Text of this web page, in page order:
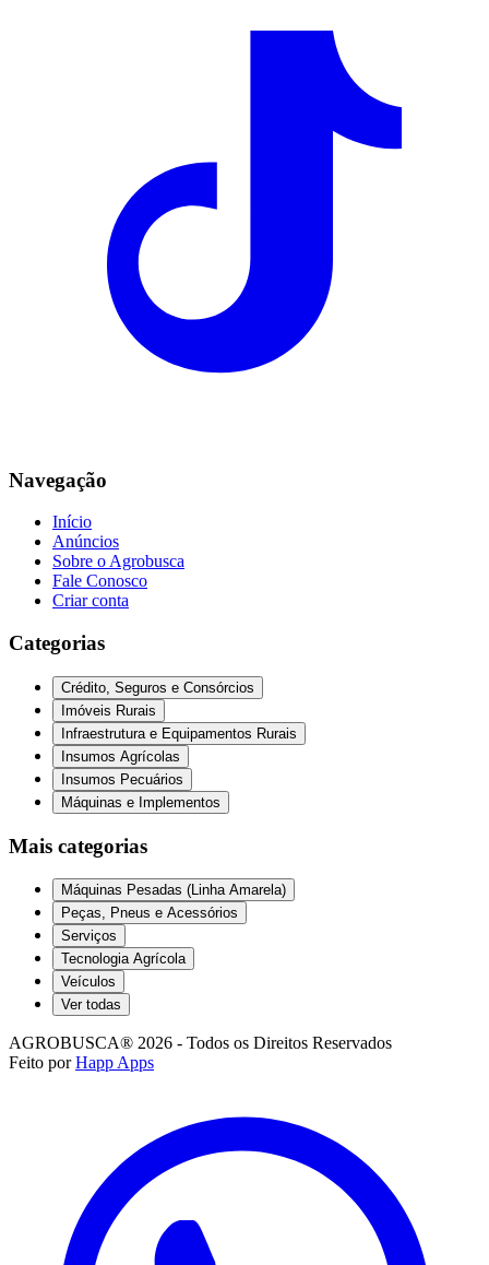
Navegação
Início
Anúncios
Sobre o Agrobusca
Fale Conosco
Criar conta
Categorias
Crédito, Seguros e Consórcios
Imóveis Rurais
Infraestrutura e Equipamentos Rurais
Insumos Agrícolas
Insumos Pecuários
Máquinas e Implementos
Mais categorias
Máquinas Pesadas (Linha Amarela)
Peças, Pneus e Acessórios
Serviços
Tecnologia Agrícola
Veículos
Ver todas
AGROBUSCA® 2026 - Todos os Direitos Reservados
Feito por Happ Apps